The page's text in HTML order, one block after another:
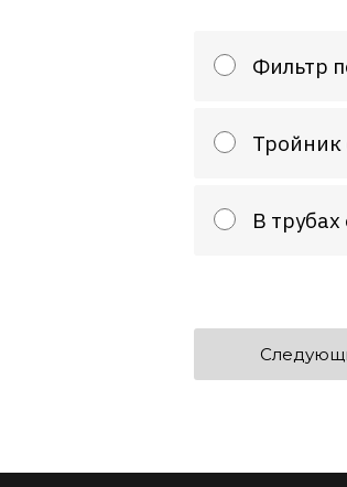
Фильтр
Тройник
В